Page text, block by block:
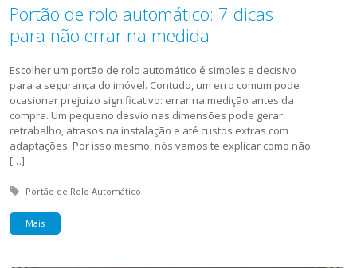
Portão de rolo automático: 7 dicas
para não errar na medida
Escolher um portão de rolo automático é simples e decisivo
para a segurança do imóvel. Contudo, um erro comum pode
ocasionar prejuízo significativo: errar na medição antes da
compra. Um pequeno desvio nas dimensões pode gerar
retrabalho, atrasos na instalação e até custos extras com
adaptações. Por isso mesmo, nós vamos te explicar como não
[…]
Tagged with:
Portão de Rolo Automático
Mais